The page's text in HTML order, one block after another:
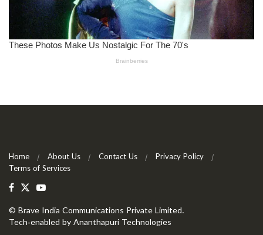
Home About Us Contact Us
Privacy Policy
Terms of Services
© Brave India Communications Private Limited.
Tech-enabled by Ananthapuri Technologies